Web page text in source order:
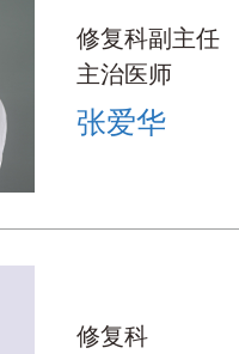
修复科副主任
主治医师
张爱华
修复科